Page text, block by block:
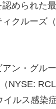
認められた
クルーズ
ン・グル
NYSE:
イルス感染